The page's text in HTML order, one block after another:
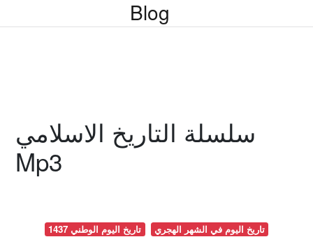
Blog
سلسلة التاريخ الاسلامي
Mp3
تاريخ اليوم الوطني 1437
تاريخ اليوم في الشهر الهجري